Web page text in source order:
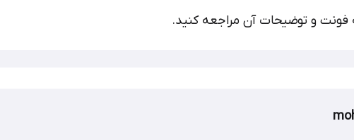
و توضیحات آن مراجعه کنید.